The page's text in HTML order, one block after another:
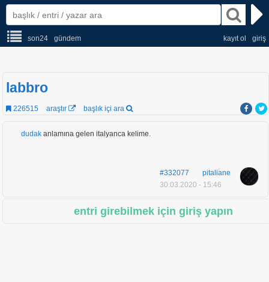
son24 gündem giriş
kayıt ol
labbro
226515 araştır başlık içi ara
dudak anlamına gelen italyanca kelime.
#332077
pitaliane
30.03.2020 - 15:46
entri girebilmek için giriş yapın